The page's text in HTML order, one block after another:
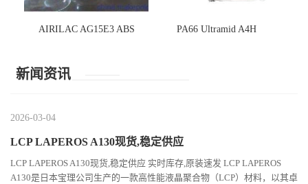
AIRILAC AG15E3 ABS PA66 Ultramid A4H
新闻资讯
2026-03-04
LCP LAPEROS A130现货,稳定供应
LCP LAPEROS A130现货,稳定供应 实时库存,原装速发 LCP LAPEROS
A130是日本宝理公司生产的一款高性能液晶聚合物（LCP）材料，以其卓